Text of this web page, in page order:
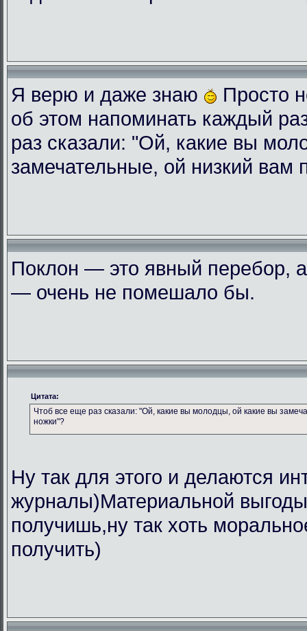
Я верю и даже знаю
Просто
об этом напоминать каждый
раз сказали: "Ой, какие вы
замечательные, ой низкий вам
Поклон — это явный перебор,
— очень не помешало бы.
Цитата:
Чтоб все еще раз сказали: "Ой, какие вы молодцы, ой какие вы
ножки"?
Ну так для этого и делаются
журналы)Материальной
получишь,ну так хоть
получить)